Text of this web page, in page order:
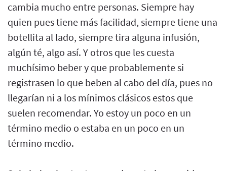
cambia mucho entre personas. Siempre hay
quien pues tiene más facilidad, siempre tiene una
botellita al lado, siempre tira alguna infusión,
algún té, algo así. Y otros que les cuesta
muchísimo beber y que probablemente si
registrasen lo que beben al cabo del día, pues no
llegarían ni a los mínimos clásicos estos que
suelen recomendar. Yo estoy un poco en un
término medio o estaba en un poco en un
término medio.